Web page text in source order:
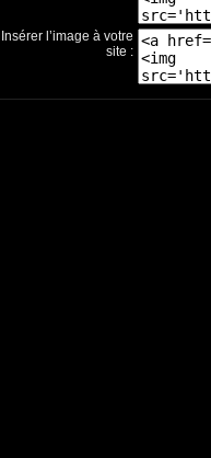
Insérer l’image à votre
site :